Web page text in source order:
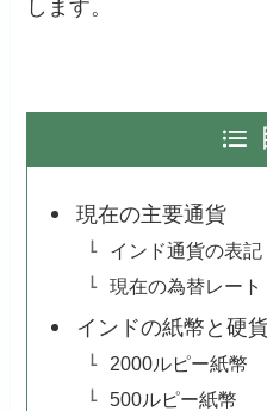
します。
現在の主要通貨
インド通貨の表記
現在の為替レート
インドの紙幣と硬
2000ルピー紙幣
500ルピー紙幣